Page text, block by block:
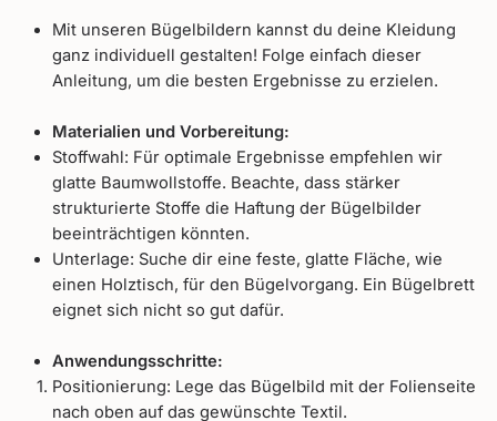
Mit unseren Bügelbildern kannst du deine Kleidung
ganz individuell gestalten! Folge einfach dieser
Anleitung, um die besten Ergebnisse zu erzielen.
Materialien und Vorbereitung:
Stoffwahl: Für optimale Ergebnisse empfehlen wir
glatte Baumwollstoffe. Beachte, dass stärker
strukturierte Stoffe die Haftung der Bügelbilder
beeinträchtigen könnten.
Unterlage: Suche dir eine feste, glatte Fläche, wie
einen Holztisch, für den Bügelvorgang. Ein Bügelbrett
eignet sich nicht so gut dafür.
Anwendungsschritte:
Positionierung: Lege das Bügelbild mit der Folienseite
nach oben auf das gewünschte Textil.